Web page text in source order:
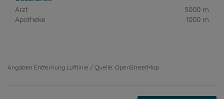
Arzt
5000 m
Apotheke
1000 m
Angaben Entfernung Luftlinie / Quelle: OpenStreetMap